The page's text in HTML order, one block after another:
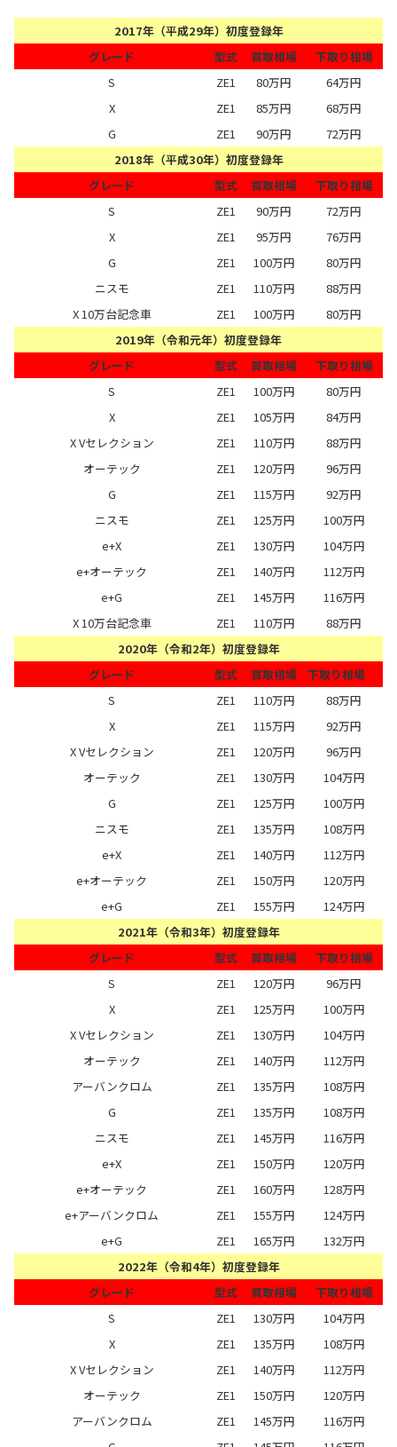
2017年（平成29年）初度登録年
グレード
型式 買取相場
下取り相場
S
ZE1 80万円
64万円
X
ZE1 85万円
68万円
G
ZE1 90万円
72万円
2018年（平成30年）初度登録年
グレード
型式 買取相場
下取り相場
S
ZE1 90万円
72万円
X
ZE1 95万円
76万円
G
ZE1 100万円
80万円
ニスモ
ZE1 110万円
88万円
X 10万台記念車
ZE1 100万円
80万円
2019年（令和元年）初度登録年
グレード
型式 買取相場
下取り相場
S
ZE1 100万円
80万円
X
ZE1 105万円
84万円
X Vセレクション
ZE1 110万円
88万円
オーテック
ZE1 120万円
96万円
G
ZE1 115万円
92万円
ニスモ
ZE1 125万円
100万円
e+X
ZE1 130万円
104万円
e+オーテック
ZE1 140万円
112万円
e+G
ZE1 145万円
116万円
X 10万台記念車
ZE1 110万円
88万円
2020年（令和2年）初度登録年
グレード
型式 買取相場
下取り相場
S
ZE1 110万円
88万円
X
ZE1 115万円
92万円
X Vセレクション
ZE1 120万円
96万円
オーテック
ZE1 130万円
104万円
G
ZE1 125万円
100万円
ニスモ
ZE1 135万円
108万円
e+X
ZE1 140万円
112万円
e+オーテック
ZE1 150万円
120万円
e+G
ZE1 155万円
124万円
2021年（令和3年）初度登録年
グレード
型式 買取相場
下取り相場
S
ZE1 120万円
96万円
X
ZE1 125万円
100万円
X Vセレクション
ZE1 130万円
104万円
オーテック
ZE1 140万円
112万円
アーバンクロム
ZE1 135万円
108万円
G
ZE1 135万円
108万円
ニスモ
ZE1 145万円
116万円
e+X
ZE1 150万円
120万円
e+オーテック
ZE1 160万円
128万円
e+アーバンクロム
ZE1 155万円
124万円
e+G
ZE1 165万円
132万円
2022年（令和4年）初度登録年
グレード
型式 買取相場
下取り相場
S
ZE1 130万円
104万円
X
ZE1 135万円
108万円
X Vセレクション
ZE1 140万円
112万円
オーテック
ZE1 150万円
120万円
アーバンクロム
ZE1 145万円
116万円